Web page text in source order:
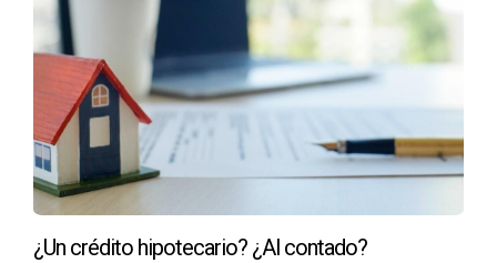
¿Un crédito hipotecario? ¿Al contado?